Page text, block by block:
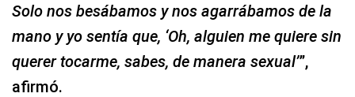
Solo nos besábamos y nos agarrábamos de la
mano y yo sentía que, ‘Oh, alguien me quiere sin
querer tocarme, sabes, de manera sexual’”,
afirmó.